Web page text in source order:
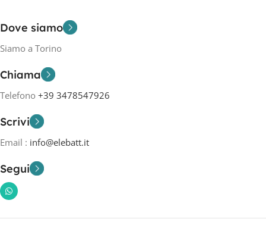
Dove siamo
Siamo a Torino
Chiama
Telefono +39 3478547926
Scrivi
Email : info@elebatt.it
Segui